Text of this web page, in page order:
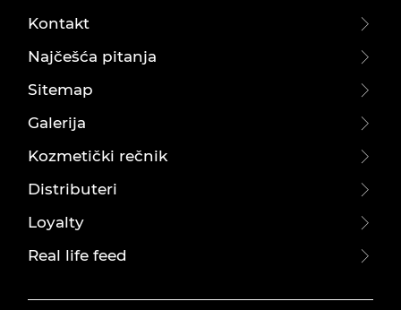
Kontakt
Najčešća pitanja
Sitemap
Galerija
Kozmetički rečnik
Distributeri
Loyalty
Real life feed